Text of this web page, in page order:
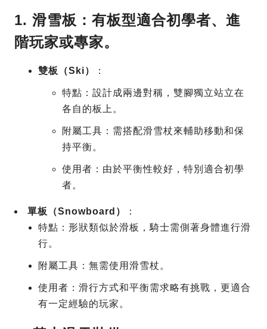
1. 滑雪板 ：有板型適合初學者、進
階玩家或專家。
雙板（Ski） ：
特點：設計成兩邊對稱，雙腳獨立站立在
各自的板上。
附屬工具：需搭配滑雪杖來輔助移動和保
持平衡。
使用者：由於平衡性較好，特別適合初學
者。
單板（Snowboard）
：
特點：形狀類似於滑板，騎士需側著身體進行滑
行。
附屬工具：無需使用滑雪杖。
使用者：滑行方式和平衡需求略有挑戰，更適合
有一定經驗的玩家。